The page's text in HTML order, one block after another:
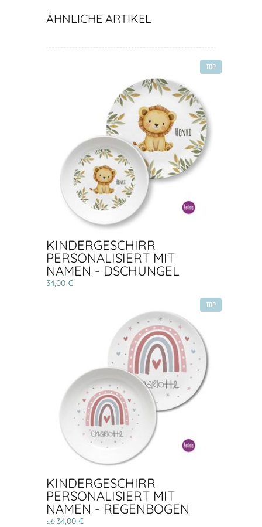
ÄHNLICHE ARTIKEL
TOP
KINDERGESCHIRR
PERSONALISIERT MIT
NAMEN - DSCHUNGEL
34,00 €
TOP
KINDERGESCHIRR
PERSONALISIERT MIT
NAMEN - REGENBOGEN
ab34,00 €